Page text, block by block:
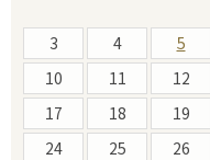
3
4 5
10
11 12
17
18 19
24
25 26